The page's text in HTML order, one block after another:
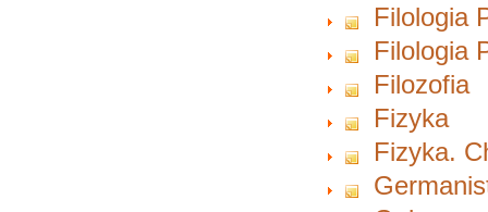
Filologia
Filologia
Filozofia
Fizyka
Fizyka.